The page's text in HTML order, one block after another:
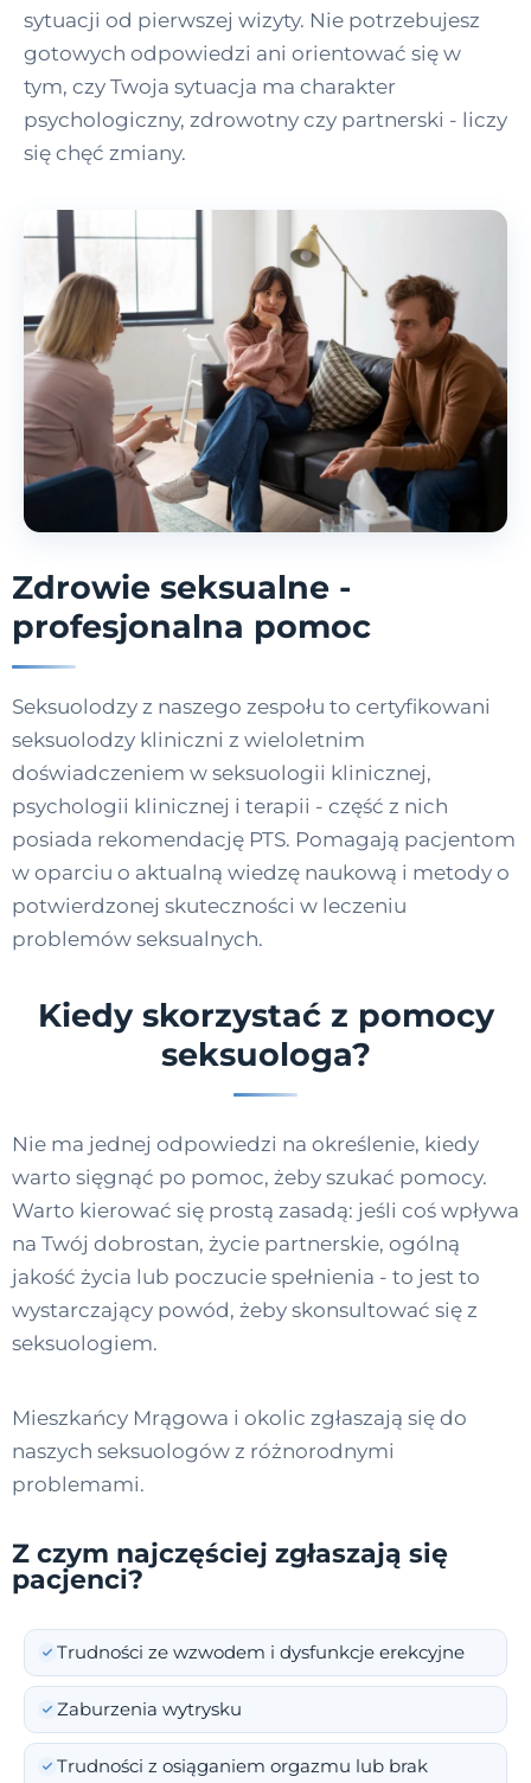
sytuacji od pierwszej wizyty. Nie potrzebujesz
gotowych odpowiedzi ani orientować się w
tym, czy Twoja sytuacja ma charakter
psychologiczny, zdrowotny czy partnerski - liczy
się chęć zmiany.
Zdrowie seksualne -
profesjonalna pomoc
Seksuolodzy z naszego zespołu to certyfikowani
seksuolodzy kliniczni z wieloletnim
doświadczeniem w seksuologii klinicznej,
psychologii klinicznej i terapii - część z nich
posiada rekomendację PTS. Pomagają pacjentom
w oparciu o aktualną wiedzę naukową i metody o
potwierdzonej skuteczności w leczeniu
problemów seksualnych.
Kiedy skorzystać z pomocy
seksuologa?
Nie ma jednej odpowiedzi na określenie, kiedy
warto sięgnąć po pomoc, żeby szukać pomocy.
Warto kierować się prostą zasadą: jeśli coś wpływa
na Twój dobrostan, życie partnerskie, ogólną
jakość życia lub poczucie spełnienia - to jest to
wystarczający powód, żeby skonsultować się z
seksuologiem.
Mieszkańcy Mrągowa i okolic zgłaszają się do
naszych seksuologów z różnorodnymi
problemami.
Z czym najczęściej zgłaszają się
pacjenci?
Trudności ze wzwodem i dysfunkcje erekcyjne
Zaburzenia wytrysku
Trudności z osiąganiem orgazmu lub brak